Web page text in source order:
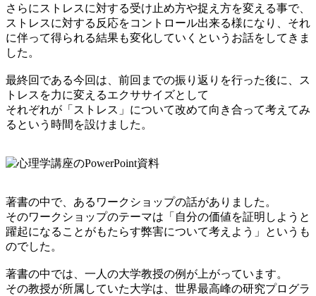
さらにストレスに対する受け止め方や捉え方を変える事で、
ストレスに対する反応をコントロール出来る様になり、それ
に伴って得られる結果も変化していくというお話をしてきま
した。
最終回である今回は、前回までの振り返りを行った後に、ス
トレスを力に変えるエクササイズとして
それぞれが「ストレス」について改めて向き合って考えてみ
るという時間を設けました。
著書の中で、あるワークショップの話がありました。
そのワークショップのテーマは「自分の価値を証明しようと
躍起になることがもたらす弊害について考えよう」というも
のでした。
著書の中では、一人の大学教授の例が上がっています。
その教授が所属していた大学は、世界最高峰の研究プログラ